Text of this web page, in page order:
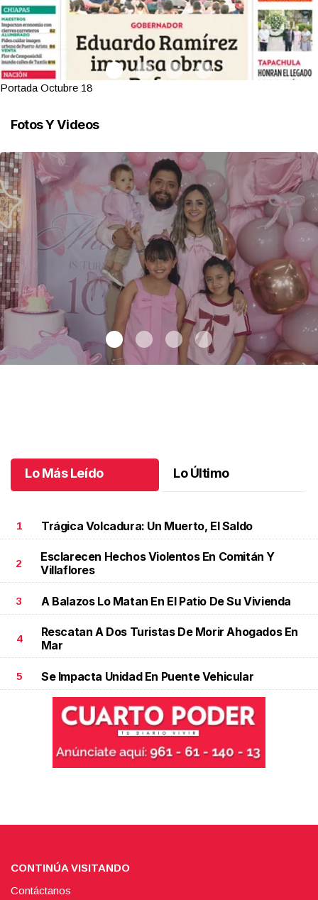
Portada Octubre 18
Fotos Y Videos
Lo Más Leído Lo Último
1 Trágica Volcadura: Un Muerto, El Saldo
2
Esclarecen Hechos Violentos En Comitán Y
Villaflores
3 A Balazos Lo Matan En El Patio De Su Vivienda
4
Rescatan A Dos Turistas De Morir Ahogados En
Mar
5 Se Impacta Unidad En Puente Vehicular
CONTINÚA VISITANDO
Contáctanos